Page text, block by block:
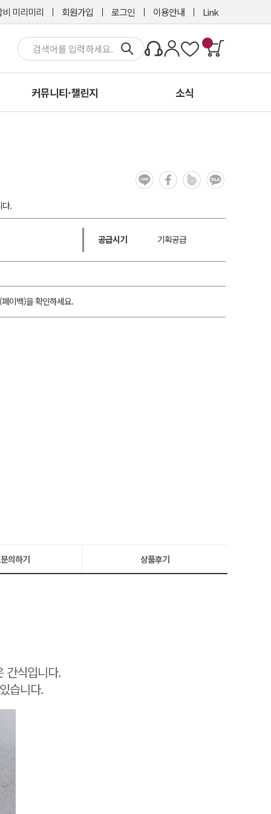
미리미리 회원가입 로그인 이용안내 Link
커뮤니티·챌린지 소식
다.
공급시기 기획공급
이백)을 확인하세요.
의하기 상품후기
간식입니다.
습니다.